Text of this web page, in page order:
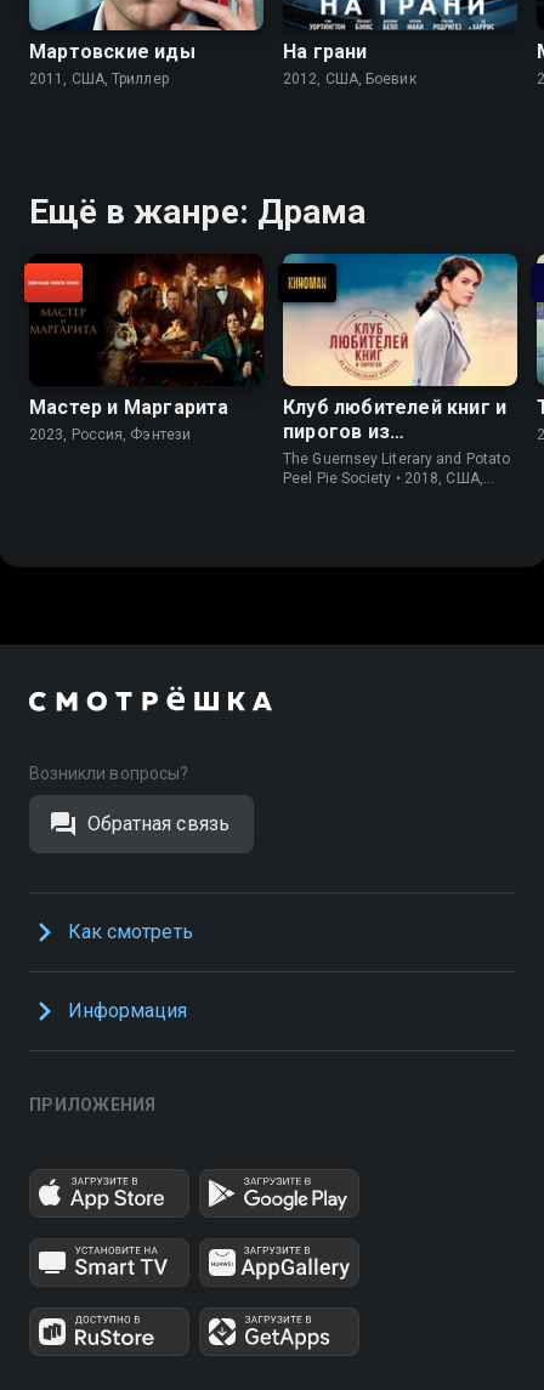
Мартовские иды
2011, США, Триллер
На грани
2012, США, Боевик
Ещё в жанре: Драма
Мастер и Маргарита
2023, Россия, Фэнтези
Клуб любителей книг и
пирогов из
картофельных
очистков
The Guernsey Literary and Potato
Peel Pie Society • 2018, США,
Возникли вопросы?
Обратная связь
Как смотреть
Информация
ПРИЛОЖЕНИЯ